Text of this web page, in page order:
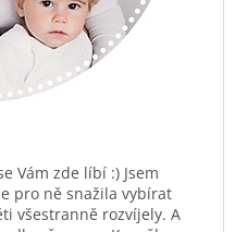
Vám zde líbí :) Jsem
pro ně snažila vybírat
všestranně rozvíjely. A